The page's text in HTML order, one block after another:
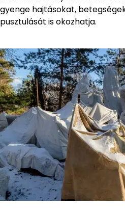
gyenge hajtásokat,
pusztulását is okozhatja.